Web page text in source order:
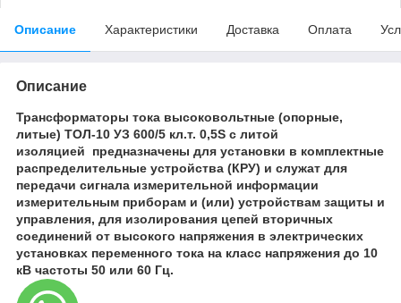
Описание Характеристики Доставка Оплата
Описание
Трансформаторы тока высоковольтные (опорные,
литые) ТОЛ-10 УЗ 600/5 кл.т. 0,5S с литой
изоляцией
предназначены для установки в комплектные
распределительные устройства (КРУ) и служат для
передачи сигнала измерительной информации
измерительным приборам и (или) устройствам защиты и
управления, для изолирования цепей вторичных
соединений от высокого напряжения в электрических
установках переменного тока на класс напряжения до 10
кВ частоты 50 или 60 Гц.